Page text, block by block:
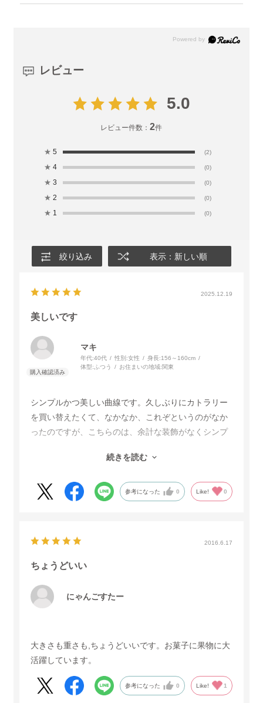
レビュー
5.0
レビュー件数：2件
★ 5 (2)
★ 4 (0)
★ 3 (0)
★ 2 (0)
★ 1 (0)
絞り込み 表示：新しい順
2025.12.19
美しいです
マキ
年代:40代 性別:女性 身長:156～160cm
体型: ふつう お住まいの地域:関東
シンプルかつ美しい曲線です。久しぶりにカトラリー
を買い替えたくて、なかなか、これぞというのがなか
ったのですが、こちらのは、余計な装飾がなくシンプ
で素敵です。また、肝心のフォーク部分はしっかり細
続きを読む
参考になった 0 Like! 0
2016.6.17
ちょうどいい
にゃんごすたー
大きさも重さも,ちょうどいいです。お菓子に果物に大
活躍しています。
参考になった 0 Like! 1